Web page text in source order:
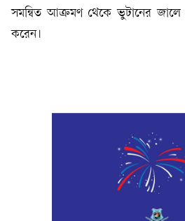
সমন্বিত আক্রমণ থেকে ভুটানের
করেন।